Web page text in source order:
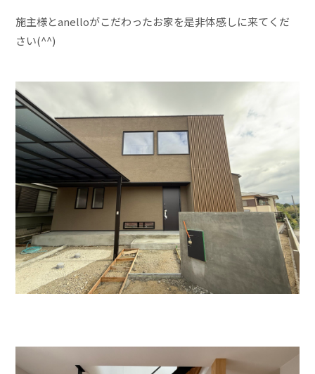
施主様とanelloがこだわったお家を是非体感しに来てくだ
さい(^^)